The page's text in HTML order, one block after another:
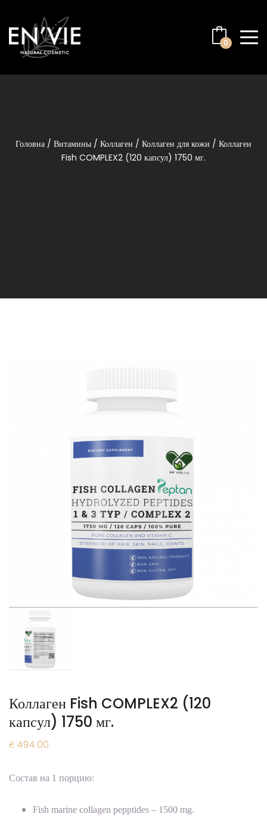
0
Головна / Витамины / Коллаген / Коллаген для кожи / Коллаген
Fish COMPLEX2 (120 капсул) 1750 мг.
Коллаген Fish COMPLEX2 (120
капсул) 1750 мг.
₴ 494.00
Состав на 1 порцию:
Fish marine collagen pepptides – 1500 mg.